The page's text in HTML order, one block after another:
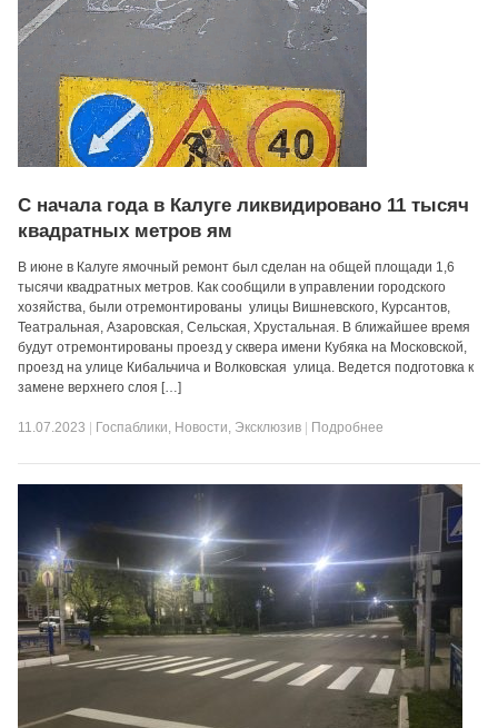
С начала года в Калуге ликвидировано 11 тысяч
квадратных метров ям
В июне в Калуге ямочный ремонт был сделан на общей площади 1,6
тысячи квадратных метров. Как сообщили в управлении городского
хозяйства, были отремонтированы улицы Вишневского, Курсантов,
Театральная, Азаровская, Сельская, Хрустальная. В ближайшее время
будут отремонтированы проезд у сквера имени Кубяка на Московской,
проезд на улице Кибальчича и Волковская улица. Ведется подготовка к
замене верхнего слоя […]
11.07.2023 Госпаблики, Новости, Эксклюзив Подробнее